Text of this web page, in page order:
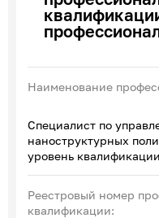
Эксперты по ПОА
Соглашения с
Наименование
Специалист по
наноструктурных
уровень
Реестровый номер
квалификации: